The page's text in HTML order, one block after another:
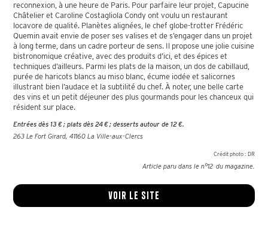
reconnexion, à une heure de Paris. Pour parfaire leur projet, Capucine
Châtelier et Caroline Costagliola Condy ont voulu un restaurant
locavore de qualité. Planètes alignées, le chef globe-trotter Frédéric
Quemin avait envie de poser ses valises et de s’engager dans un projet
à long terme, dans un cadre porteur de sens. Il propose une jolie cuisine
bistronomique créative, avec des produits d’ici, et des épices et
techniques d’ailleurs. Parmi les plats de la maison, un dos de cabillaud,
purée de haricots blancs au miso blanc, écume iodée et salicornes
illustrant bien l’audace et la subtilité du chef. À noter, une belle carte
des vins et un petit déjeuner des plus gourmands pour les chanceux qui
résident sur place.
Entrées dès 13 € ; plats dès 24 € ; desserts autour de 12 €.
263 Le Fort Girard, 41160 La Ville-aux-Clercs
Crédit photo : DR
Article paru dans le n°12 du magazine.
Voir le site